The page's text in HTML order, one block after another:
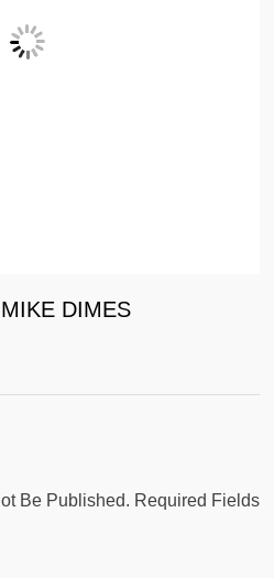
DIMES
Be Published. Required Fields